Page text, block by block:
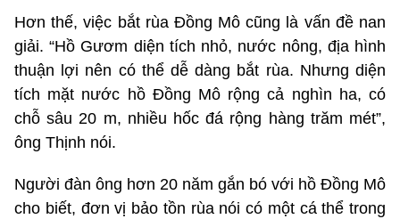
Hơn thế, việc bắt rùa Đồng Mô cũng là vấn đề nan
giải. “Hồ Gươm diện tích nhỏ, nước nông, địa hình
thuận lợi nên có thể dễ dàng bắt rùa. Nhưng diện
tích mặt nước hồ Đồng Mô rộng cả nghìn ha, có
chỗ sâu 20 m, nhiều hốc đá rộng hàng trăm mét”,
ông Thịnh nói.
Người đàn ông hơn 20 năm gắn bó với hồ Đồng Mô
cho biết, đơn vị bảo tồn rùa nói có một cá thể trong